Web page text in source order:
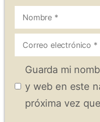
Nombre
Correo
electrónico
Guarda mi
y web en este
próxima vez